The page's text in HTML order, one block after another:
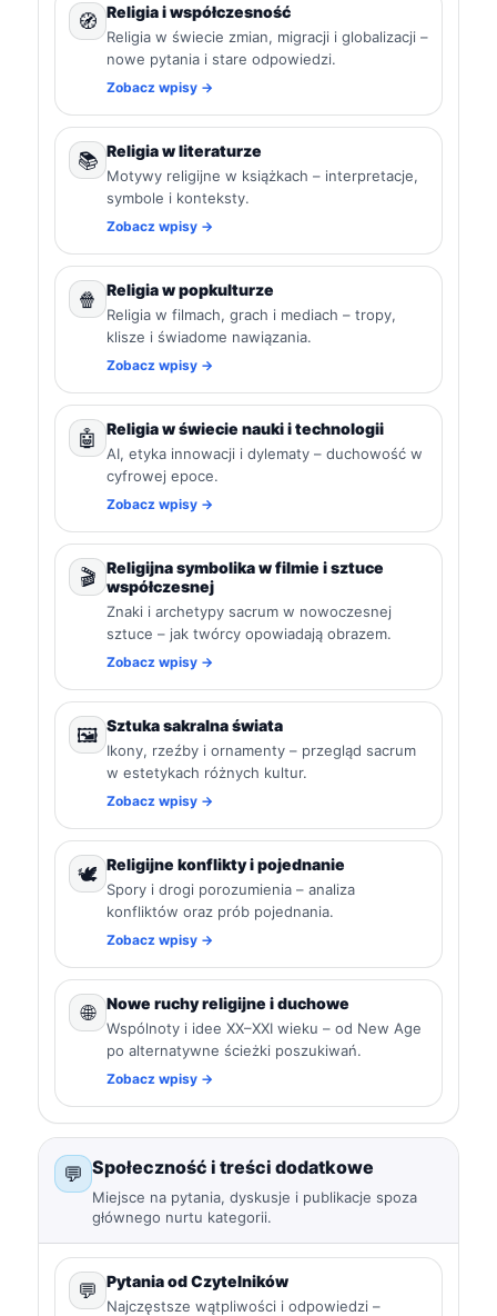
🧭 Religia i współczesność
Religia w świecie zmian, migracji i globalizacji –
nowe pytania i stare odpowiedzi.
Zobacz wpisy →
📚 Religia w literaturze
Motywy religijne w książkach – interpretacje,
symbole i konteksty.
Zobacz wpisy →
🍿 Religia w popkulturze
Religia w filmach, grach i mediach – tropy,
klisze i świadome nawiązania.
Zobacz wpisy →
🤖 Religia w świecie nauki i technologii
AI, etyka innowacji i dylematy – duchowość w
cyfrowej epoce.
Zobacz wpisy →
🎬 Religijna symbolika w filmie i sztuce
współczesnej
Znaki i archetypy sacrum w nowoczesnej
sztuce – jak twórcy opowiadają obrazem.
Zobacz wpisy →
🖼️ Sztuka sakralna świata
Ikony, rzeźby i ornamenty – przegląd sacrum
w estetykach różnych kultur.
Zobacz wpisy →
🕊️ Religijne konflikty i pojednanie
Spory i drogi porozumienia – analiza
konfliktów oraz prób pojednania.
Zobacz wpisy →
🌐 Nowe ruchy religijne i duchowe
Wspólnoty i idee XX–XXI wieku – od New Age
po alternatywne ścieżki poszukiwań.
Zobacz wpisy →
💬 Społeczność i treści dodatkowe
Miejsce na pytania, dyskusje i publikacje spoza
głównego nurtu kategorii.
💬 Pytania od Czytelników
Najczęstsze wątpliwości i odpowiedzi –